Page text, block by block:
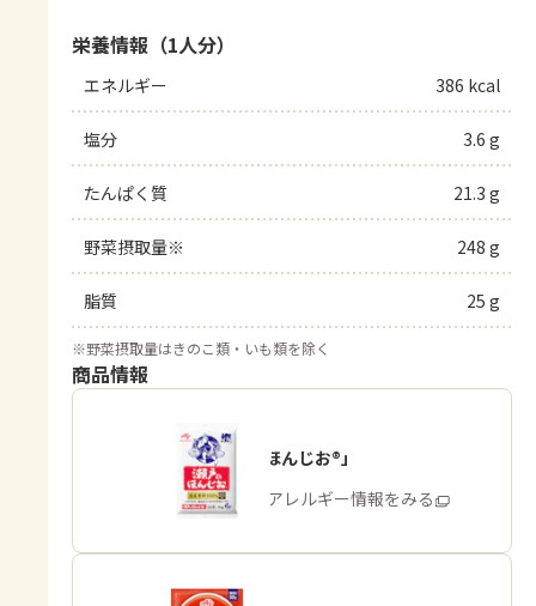
栄養情報（1人分）
エネルギー 386 kcal
塩分 3.6 g
たんぱく質 21.3 g
野菜摂取量※ 248 g
脂質 25 g
※野菜摂取量はきのこ類・いも類を除く
商品情報
「瀬戸のほんじお®」
商品・アレルギー情報をみる